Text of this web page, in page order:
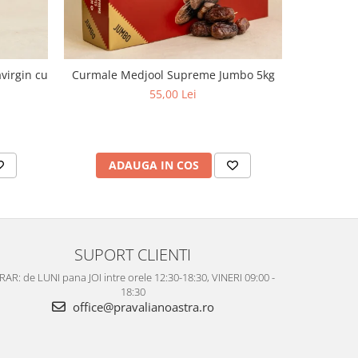
cu
Curmale Medjool Supreme Jumbo 5kg
55,00 Lei
ADAUGA IN COS
SUPORT CLIENTI
de LUNI pana JOI intre orele 12:30-18:30, VINERI 09:00 -
18:30
office@pravalianoastra.ro